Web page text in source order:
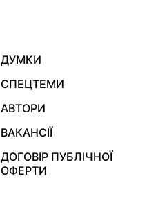
ДУМКИ
СПЕЦТЕМИ
АВТОРИ
ВАКАНСІЇ
ДОГОВІР ПУБЛІЧНОЇ
ОФЕРТИ